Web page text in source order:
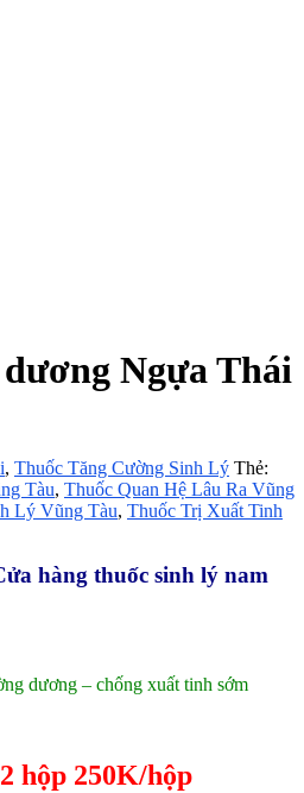
Ngựa Thái
, Thuốc Tăng Cường Sinh Lý Thẻ:
Tàu, Thuốc Quan Hệ Lâu Ra Vũng
Lý Vũng Tàu, Thuốc Trị Xuất Tinh
hàng thuốc sinh lý nam
dương – chống xuất tinh sớm
hộp 250K/hộp